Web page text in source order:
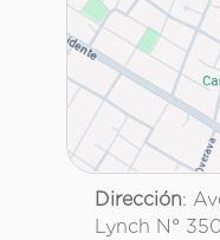
Dirección:
Lynch N°